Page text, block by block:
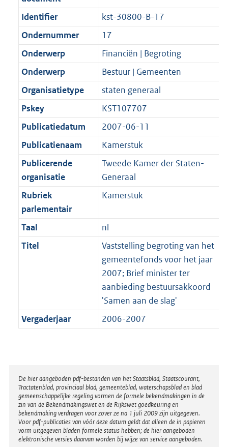
b K
b
Identifier
kst-30800-B-17
Ondernummer
17
Onderwerp
Financiën | Begroting
Onderwerp
Bestuur | Gemeenten
Organisatietype
staten generaal
Pskey
KST107707
Publicatiedatum
2007-06-11
Publicatienaam
Kamerstuk
Publicerende
organisatie
Tweede Kamer der Staten-
Generaal
Rubriek
parlementair
Kamerstuk
Taal
nl
Titel
Vaststelling begroting van het
gemeentefonds voor het jaar
2007; Brief minister ter
aanbieding bestuursakkoord
'Samen aan de slag'
Vergaderjaar
2006-2007
Disclaimer
De hier aangeboden pdf-bestanden van het Staatsblad, Staatscourant,
Tractatenblad, provinciaal blad, gemeenteblad, waterschapsblad en blad
gemeenschappelijke regeling vormen de formele bekendmakingen in de
zin van de Bekendmakingswet en de Rijkswet goedkeuring en
bekendmaking verdragen voor zover ze na 1 juli 2009 zijn uitgegeven.
Voor pdf-publicaties van vóór deze datum geldt dat alleen de in papieren
vorm uitgegeven bladen formele status hebben; de hier aangeboden
elektronische versies daarvan worden bij wijze van service aangeboden.